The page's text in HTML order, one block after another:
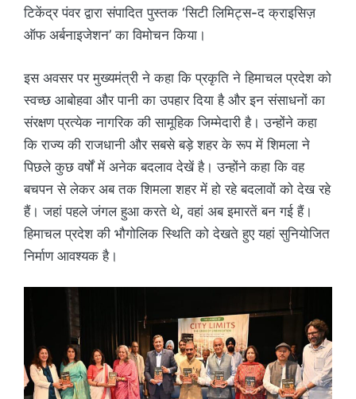
टिकेंद्र पंवर द्वारा संपादित पुस्तक ‘सिटी लिमिट्स-द क्राइसिज़
ऑफ अर्बनाइजेशन’ का विमोचन किया।
इस अवसर पर मुख्यमंत्री ने कहा कि प्रकृति ने हिमाचल प्रदेश को
स्वच्छ आबोहवा और पानी का उपहार दिया है और इन संसाधनों का
संरक्षण प्रत्येक नागरिक की सामूहिक जिम्मेदारी है। उन्होंने कहा
कि राज्य की राजधानी और सबसे बड़े शहर के रूप में शिमला ने
पिछले कुछ वर्षों में अनेक बदलाव देखें है। उन्होंने कहा कि वह
बचपन से लेकर अब तक शिमला शहर में हो रहे बदलावों को देख रहे
हैं। जहां पहले जंगल हुआ करते थे, वहां अब इमारतें बन गई हैं।
हिमाचल प्रदेश की भौगोलिक स्थिति को देखते हुए यहां सुनियोजित
निर्माण आवश्यक है।